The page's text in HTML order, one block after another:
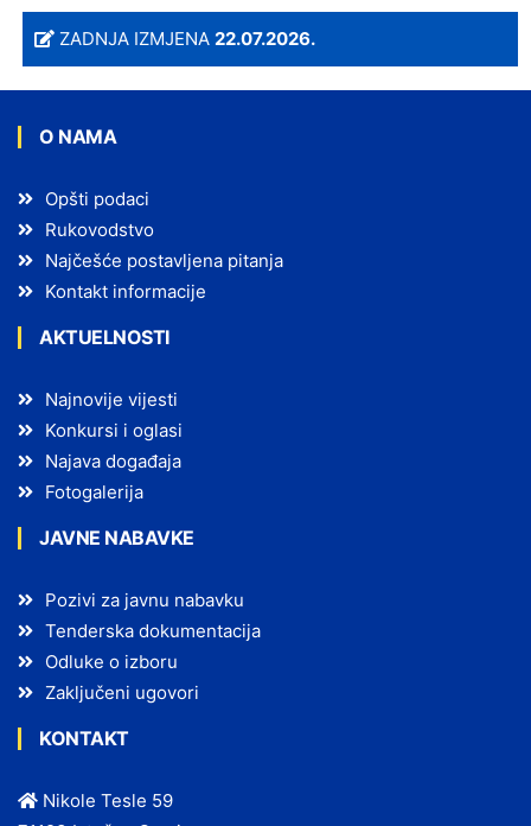
ZADNJA IZMJENA22.07.2026.
O NAMA
Opšti podaci
Rukovodstvo
Najčešće postavljena pitanja
Kontakt informacije
AKTUELNOSTI
Najnovije vijesti
Konkursi i oglasi
Najava događaja
Fotogalerija
JAVNE NABAVKE
Pozivi za javnu nabavku
Tenderska dokumentacija
Odluke o izboru
Zaključeni ugovori
KONTAKT
Nikole Tesle 59